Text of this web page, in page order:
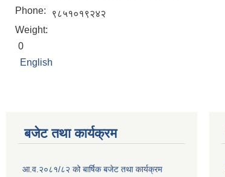
Phone:
९८५१०१९२४२
Weight:
0
English
बजेट तथा कार्यक्रम
आ.व.२०८१/८२ को बार्षिक बजेट तथा कार्यक्रम